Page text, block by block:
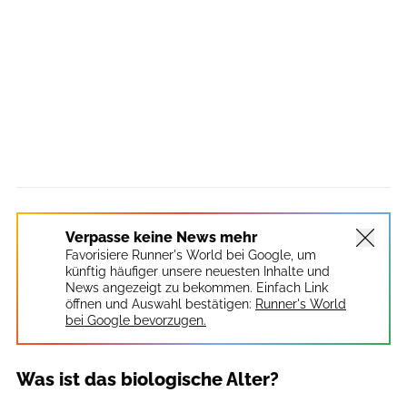
Verpasse keine News mehr
Favorisiere Runner's World bei Google, um
künftig häufiger unsere neuesten Inhalte und
News angezeigt zu bekommen. Einfach Link
öffnen und Auswahl bestätigen: Runner's World
bei Google bevorzugen.
Was ist das biologische Alter?